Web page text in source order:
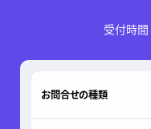
受付時
お問合せの種類